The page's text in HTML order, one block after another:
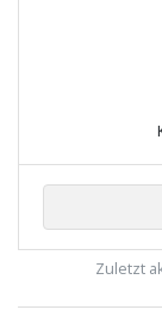
Zuletzt